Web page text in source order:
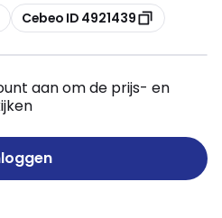
Kopiëren
Cebeo ID 4921439
aan om de prijs- en